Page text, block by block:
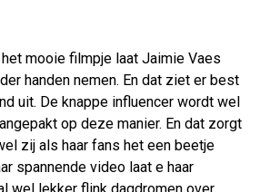
mooie filmpje laat Jaimie Vaes
handen nemen. En dat ziet er best
uit. De knappe influencer wordt wel
op deze manier. En dat zorgt
zij als haar fans het een beetje
spannende video laat e haar
wel lekker flink dagdromen over